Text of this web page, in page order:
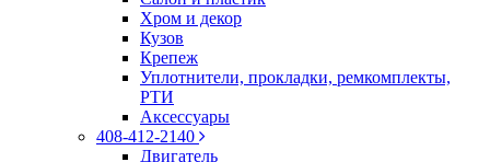
Хром и декор
Кузов
Крепеж
Уплотнители, прокладки, ремкомплекты,
РТИ
Аксессуары
408-412-2140
Двигатель